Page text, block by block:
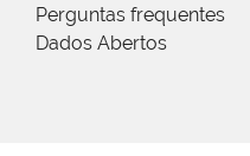
Perguntas frequentes
Dados Abertos